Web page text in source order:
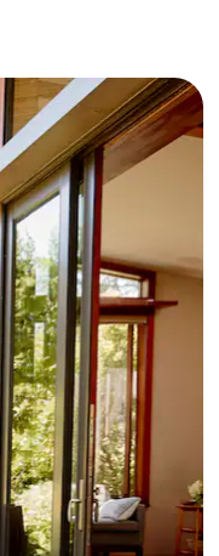
ose duke lëvizur ekranin.